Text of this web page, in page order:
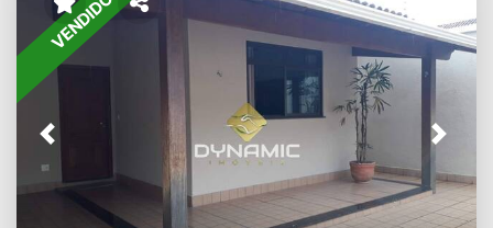
disponibilidade ao entrar em contato conosco.
Previous Next
VENDIDO